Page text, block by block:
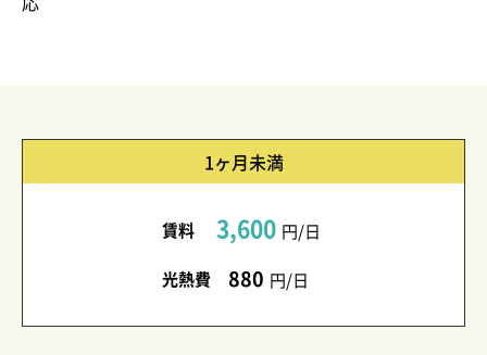
1ヶ月未満
賃料 3,600 円/日
光熱費
880 円/日